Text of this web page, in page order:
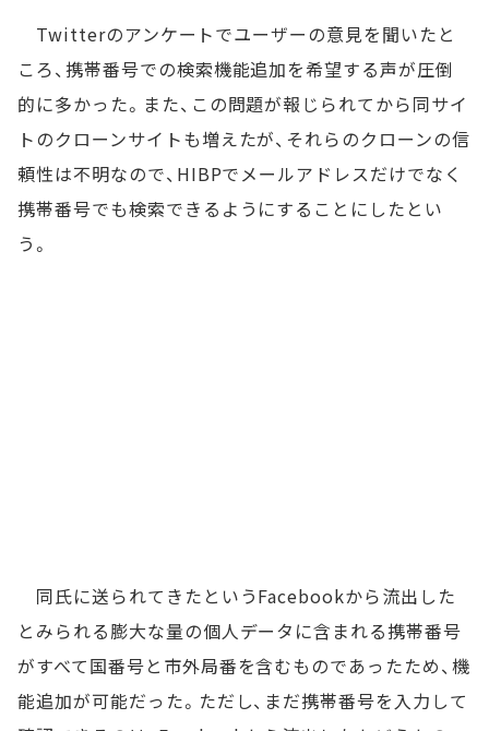
Twitterのアンケートでユーザーの意見を聞いたと
ころ、携帯番号での検索機能追加を希望する声が圧倒
的に多かった。また、この問題が報じられてから同サイ
トのクローンサイトも増えたが、それらのクローンの信
頼性は不明なので、HIBPでメールアドレスだけでなく
携帯番号でも検索できるようにすることにしたとい
う。
同氏に送られてきたというFacebookから流出した
とみられる膨大な量の個人データに含まれる携帯番号
がすべて国番号と市外局番を含むものであったため、機
能追加が可能だった。ただし、まだ携帯番号を入力して